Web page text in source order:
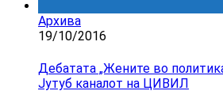
Архива
19/10/2016
Дебатата „Жените во
Јутуб каналот на ЦИВИЛ